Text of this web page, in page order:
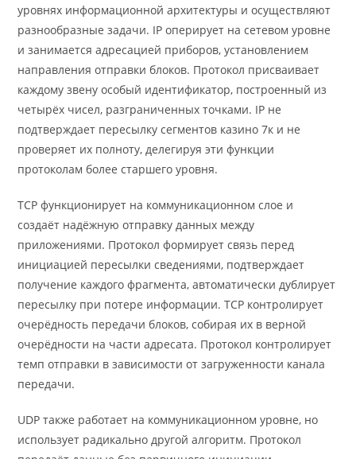
уровнях информационной архитектуры и осуществляют
разнообразные задачи. IP оперирует на сетевом уровне
и занимается адресацией приборов, установлением
направления отправки блоков. Протокол присваивает
каждому звену особый идентификатор, построенный из
четырёх чисел, разграниченных точками. IP не
подтверждает пересылку сегментов казино 7к и не
проверяет их полноту, делегируя эти функции
протоколам более старшего уровня.
TCP функционирует на коммуникационном слое и
создаёт надёжную отправку данных между
приложениями. Протокол формирует связь перед
инициацией пересылки сведениями, подтверждает
получение каждого фрагмента, автоматически дублирует
пересылку при потере информации. TCP контролирует
очерёдность передачи блоков, собирая их в верной
очерёдности на части адресата. Протокол контролирует
темп отправки в зависимости от загруженности канала
передачи.
UDP также работает на коммуникационном уровне, но
использует радикально другой алгоритм. Протокол